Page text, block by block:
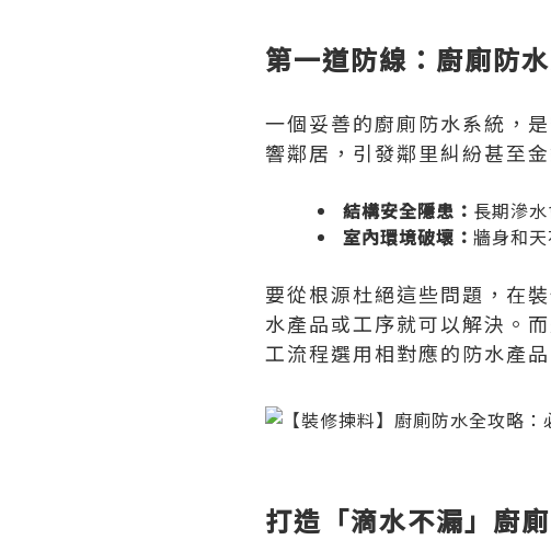
第一道防線：廚廁防
一個妥善的廚廁防水系統，
響鄰居，引發鄰里糾紛甚至
結構安全隱患： 長期滲
室內環境破壞： 牆身和
要從根源杜絕這些問題，在
水產品或工序就可以解決。
工流程選用相對應的防水產
打造「滴水不漏」廚